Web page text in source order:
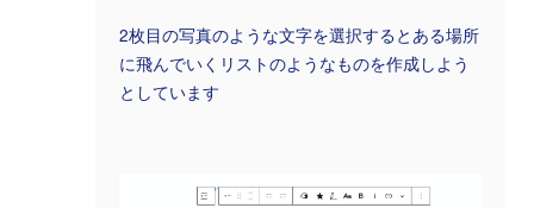
2枚目の写真のような文字を選択するとある場所
に飛んでいくリストのようなものを作成しよう
としています